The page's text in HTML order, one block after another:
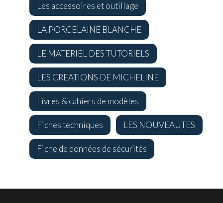
Les accessoires et outillage
LA PORCELAINE BLANCHE
LE MATERIEL DES TUTORIELS
LES CREATIONS DE MICHELINE
Livres & cahiers de modèles
Fiches techniques LES NOUVEAUTES
Fiche de données de sécurités